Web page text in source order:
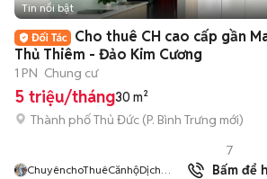
Tin nổi bật
Cho thuê CH cao cấp gần
Thủ Thiêm - Đảo Kim Cương
1 PN Chung cư
5 triệu/tháng30 m²
Thành phố Thủ Đức (P. Bình Trưng mới)
ChuyênchoThuêCănhộDịchvụ
5.0
7
đã
Bấm để